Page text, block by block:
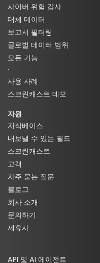
사이버 위험 감사
대체 데이터
보고서 필터링
글로벌 데이터 범위
모든 기능
·
사용 사례
스크린캐스트 데모
자원
지식베이스
내보낼 수 있는 필드
스크린캐스트
고객
자주 묻는 질문
블로그
회사 소개
문의하기
제휴사
API 및 AI 에이전트